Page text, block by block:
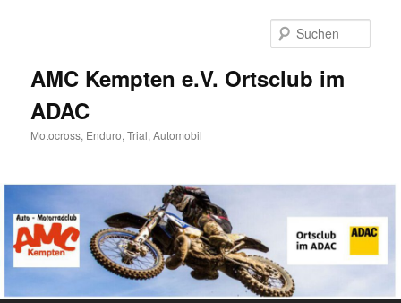
AMC Kempten e.V. Ortsclub im
ADAC
Motocross, Enduro, Trial, Automobil